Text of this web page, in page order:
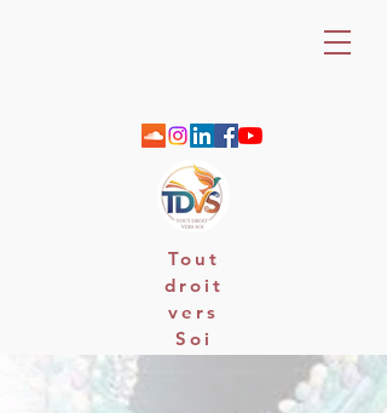
06 88 25 79 74 / email : contact
Tout
droit
vers
Soi